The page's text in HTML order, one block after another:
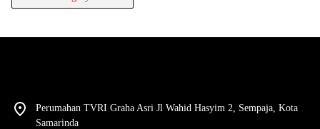
Perumahan TVRI Graha Asri Jl Wahid Hasyim 2, Sempaja, Kota
Samarinda